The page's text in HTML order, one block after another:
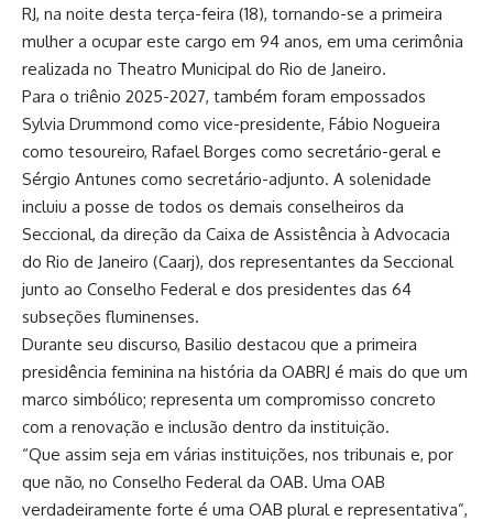
RJ, na noite desta terça-feira (18), tornando-se a primeira
mulher a ocupar este cargo em 94 anos, em uma cerimônia
realizada no Theatro Municipal do Rio de Janeiro.
Para o triênio 2025-2027, também foram empossados
Sylvia Drummond como vice-presidente, Fábio Nogueira
como tesoureiro, Rafael Borges como secretário-geral e
Sérgio Antunes como secretário-adjunto. A solenidade
incluiu a posse de todos os demais conselheiros da
Seccional, da direção da Caixa de Assistência à Advocacia
do Rio de Janeiro (Caarj), dos representantes da Seccional
junto ao Conselho Federal e dos presidentes das 64
subseções fluminenses.
Durante seu discurso, Basilio destacou que a primeira
presidência feminina na história da OABRJ é mais do que um
marco simbólico; representa um compromisso concreto
com a renovação e inclusão dentro da instituição.
“Que assim seja em várias instituições, nos tribunais e, por
que não, no Conselho Federal da OAB. Uma OAB
verdadeiramente forte é uma OAB plural e representativa”,